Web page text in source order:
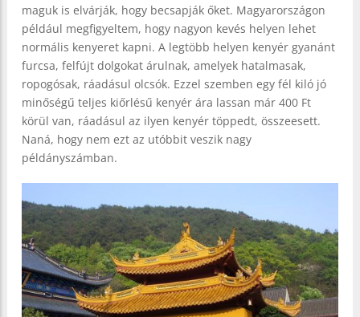
maguk is elvárják, hogy becsapják őket. Magyarországon
például megfigyeltem, hogy nagyon kevés helyen lehet
normális kenyeret kapni. A legtöbb helyen kenyér gyanánt
furcsa, felfújt dolgokat árulnak, amelyek hatalmasak,
ropogósak, ráadásul olcsók. Ezzel szemben egy fél kiló jó
minőségű teljes kiőrlésű kenyér ára lassan már 400 Ft
körül van, ráadásul az ilyen kenyér töppedt, összeesett.
Naná, hogy nem ezt az utóbbit veszik nagy
példányszámban.